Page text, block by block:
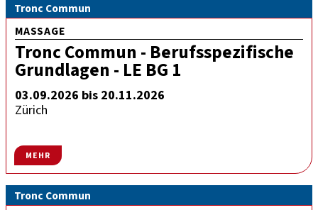
Tronc Commun
MASSAGE
Tronc Commun - Berufsspezifische
Grundlagen - LE BG 1
03.09.2026 bis 20.11.2026
Zürich
MEHR
Tronc Commun